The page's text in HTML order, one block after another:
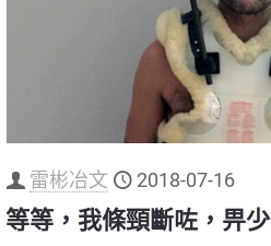
雷彬冶文 2018-07-16
等等，我條頸斷咗，畀